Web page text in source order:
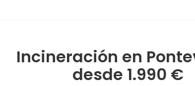
Incineración en
desde 1.990 €